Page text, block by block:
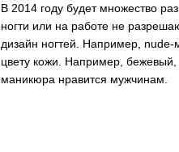
В 2014 году будет множество
ногти или на работе не
дизайн ногтей. Например, nude-
цвету кожи. Например, бежевый,
маникюра нравится мужчинам.